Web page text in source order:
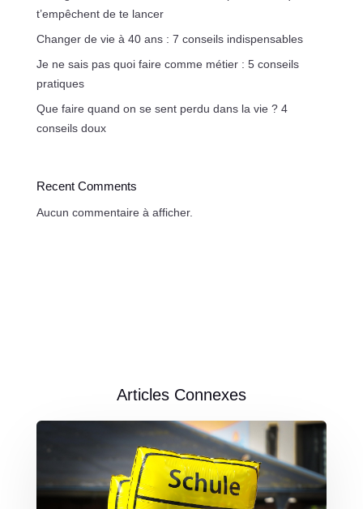
t’empêchent de te lancer
Changer de vie à 40 ans : 7 conseils indispensables
Je ne sais pas quoi faire comme métier : 5 conseils
pratiques
Que faire quand on se sent perdu dans la vie ? 4
conseils doux
Recent Comments
Aucun commentaire à afficher.
Articles Connexes